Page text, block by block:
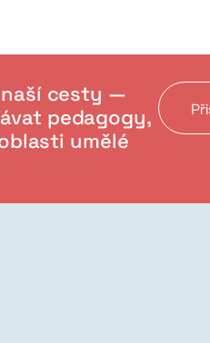
cesty —
pedagogy,
umělé